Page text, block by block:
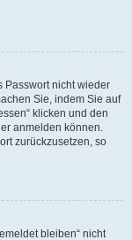
Passwort nicht wieder
Sie, indem Sie auf
klicken und den
anmelden können.
zurückzusetzen, so
bleiben“ nicht